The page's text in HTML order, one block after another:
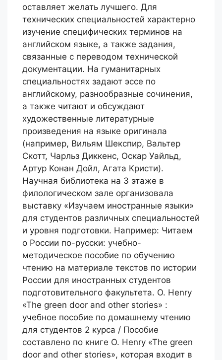
оставляет желать лучшего. Для
технических специальностей характерно
изучение специфических терминов на
английском языке, а также задания,
связанные с переводом технической
документации. На гуманитарных
специальностях задают эссе по
английскому, разнообразные сочинения,
а также читают и обсуждают
художественные литературные
произведения на языке оригинала
(например, Вильям Шекспир, Вальтер
Скотт, Чарльз Диккенс, Оскар Уайльд,
Артур Конан Дойл, Агата Кристи).
Научная библиотека на 3 этаже в
филологическом зале организовала
выставку «Изучаем иностранные языки»
для студентов различных специальностей
и уровня подготовки. Например: Читаем
о России по-русски: учебно-
методическое пособие по обучению
чтению на материале текстов по истории
России для иностранных студентов
подготовительного факультета. O. Henry
«The green door and other stories» :
учебное пособие по домашнему чтению
для студентов 2 курса / Пособие
составлено по книге O. Henry «The green
door and other stories», которая входит в